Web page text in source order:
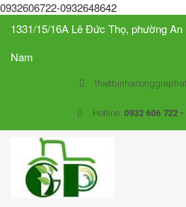
0932606722-0932648642
1331/15/16A Lê Đức Thọ, phường An
Nam
Hotline: 0932 606 722